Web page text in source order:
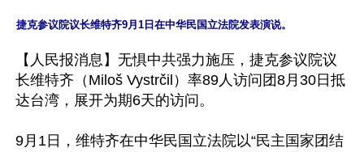
【人民报消息】无惧中共强力施压，捷克参议院议
长维特齐（Miloš Vystrčil）率89人访问团8月30日抵
达台湾，展开为期6天的访问。
9月1日，维特齐在中华民国立法院以“民主国家团结